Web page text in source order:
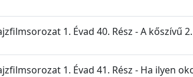
1. Évad 40. Rész - A kőszívű
1. Évad 41. Rész - Ha ilyen